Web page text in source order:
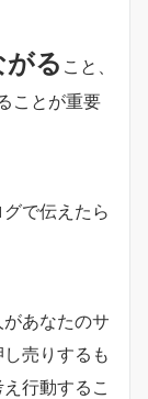
がる こと、
ことが重要
で伝えたら
あなたのサ
売りするも
行動するこ